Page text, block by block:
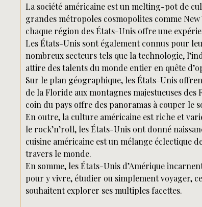
La société américaine est un melting-pot de
grandes métropoles cosmopolites comme
chaque région des États-Unis offre une
Les États-Unis sont également connus pour
nombreux secteurs tels que la technologie,
attire des talents du monde entier en quête
Sur le plan géographique, les États-Unis
de la Floride aux montagnes majestueuses des
coin du pays offre des panoramas à couper le
En outre, la culture américaine est riche et
le rock’n’roll, les États-Unis ont donné
cuisine américaine est un mélange éclectique
travers le monde.
En somme, les États-Unis d’Amérique
pour y vivre, étudier ou simplement voyager,
souhaitent explorer ses multiples facettes.